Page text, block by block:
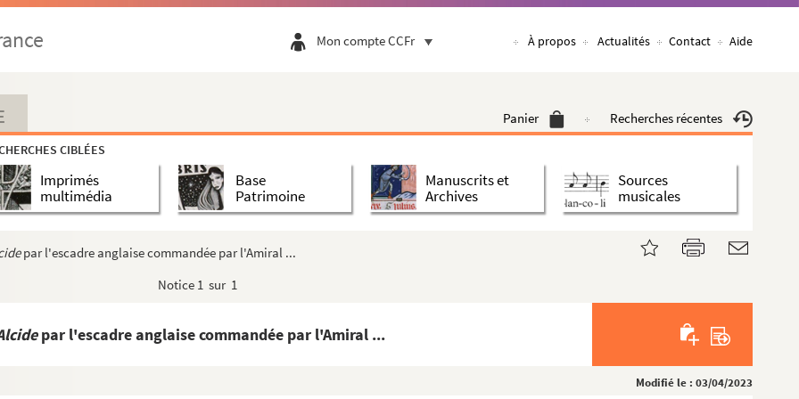
Mon compte CCFr À propos Actualités Contact Aide
Panier Recherches récentes
CIBLÉES
Imprimés
multimédia
Base
Patrimoine
Manuscrits et
Archives
Sources
musicales
par l'escadre anglaise commandée par l'Amiral ...
Notice 1 sur 1
par l'escadre anglaise commandée par l'Amiral ...
Modifié le : 03/04/2023
de Monsieur de la Martinière
Breton
dépendantes du commandement de Beauséjou...
dépendantes du commandement de Beauséjour...
du commandement de Beauséjour dans l'Acadie...
et Le Portage Sainte-Marguerite
La Butte, Pont-Abuot [Pont-à-Buot ?]
Beauséjour
et marchandises que le Roi envoie à la P...